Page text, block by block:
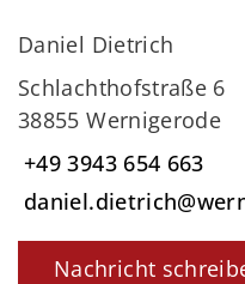
Daniel Dietrich
Schlachthofstraße 6
38855 Wernigerode
+49 3943 654 663
Nachricht